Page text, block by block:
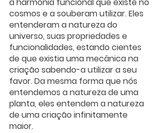
a harmonia funcional que existe no
cosmos e a souberam utilizar. Eles
entenderam a natureza do
universo, suas propriedades e
funcionalidades, estando cientes
de que existia uma mecânica na
criação sabendo-a utilizar a seu
favor. Da mesma forma que nós
entendemos a natureza de uma
planta, eles entendem a natureza
de uma criação infinitamente
maior.